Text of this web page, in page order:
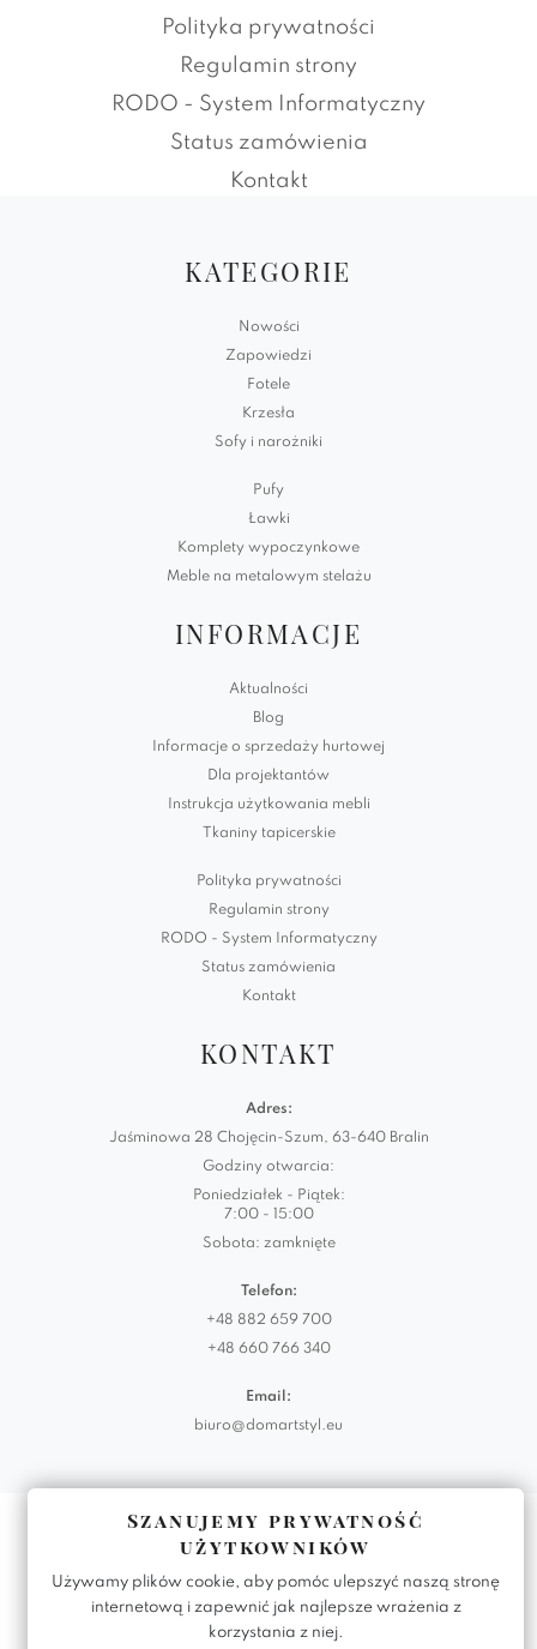
Polityka prywatności
Regulamin strony
RODO - System Informatyczny
Status zamówienia
Kontakt
KATEGORIE
Nowości
Zapowiedzi
Fotele
Krzesła
Sofy i narożniki
Pufy
Ławki
Komplety wypoczynkowe
Meble na metalowym stelażu
INFORMACJE
Aktualności
Blog
Informacje o sprzedaży hurtowej
Dla projektantów
Instrukcja użytkowania mebli
Tkaniny tapicerskie
Polityka prywatności
Regulamin strony
RODO - System Informatyczny
Status zamówienia
Kontakt
KONTAKT
Adres:
Jaśminowa 28 Chojęcin-Szum, 63-640 Bralin
Godziny otwarcia:
Poniedziałek - Piątek:
7:00 - 15:00
Sobota: zamknięte
Telefon:
+48 882 659 700
+48 660 766 340
Email:
biuro@domartstyl.eu
Realizacja:KODEMASTER.PL
Szanujemy prywatność
użytkowników
Używamy plików cookie, aby pomóc ulepszyć naszą stronę
internetową i zapewnić jak najlepsze wrażenia z
korzystania z niej.